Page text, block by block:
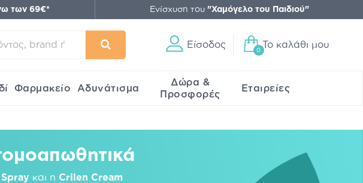
των 69€* Ενίσχυση του "Χαμόγελο του Παιδιού"
Είσοδος
0
Το καλάθι μου
Φαρμακείο Αδυνάτισμα
Δώρα &
Προσφορές
Εταιρείες
και η Crilen Cream